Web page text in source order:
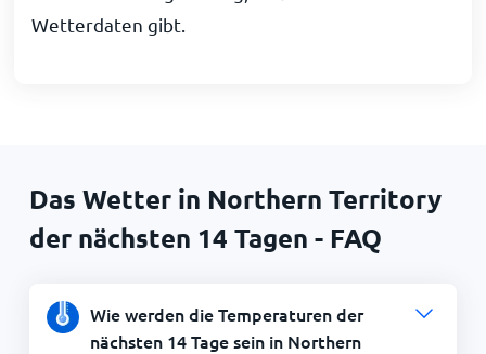
Wetterdaten gibt.
Das Wetter in Northern Territory
der nächsten 14 Tagen - FAQ
Wie werden die Temperaturen der
nächsten 14 Tage sein in Northern